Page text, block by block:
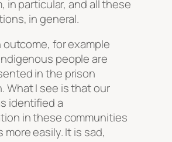
in particular, and all these
in general.
outcome, for example
people are
in the prison
What I see is that our
identified a
in these communities
more easily. It is sad,